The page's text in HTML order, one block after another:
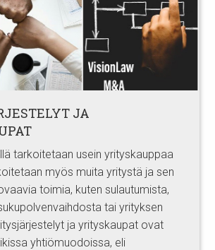
JA
tarkoitetaan usein yrityskauppaa
myös muita yritystä ja sen
toimia, kuten sulautumista,
tai yrityksen
ja yrityskaupat ovat
yhtiömuodoissa, eli